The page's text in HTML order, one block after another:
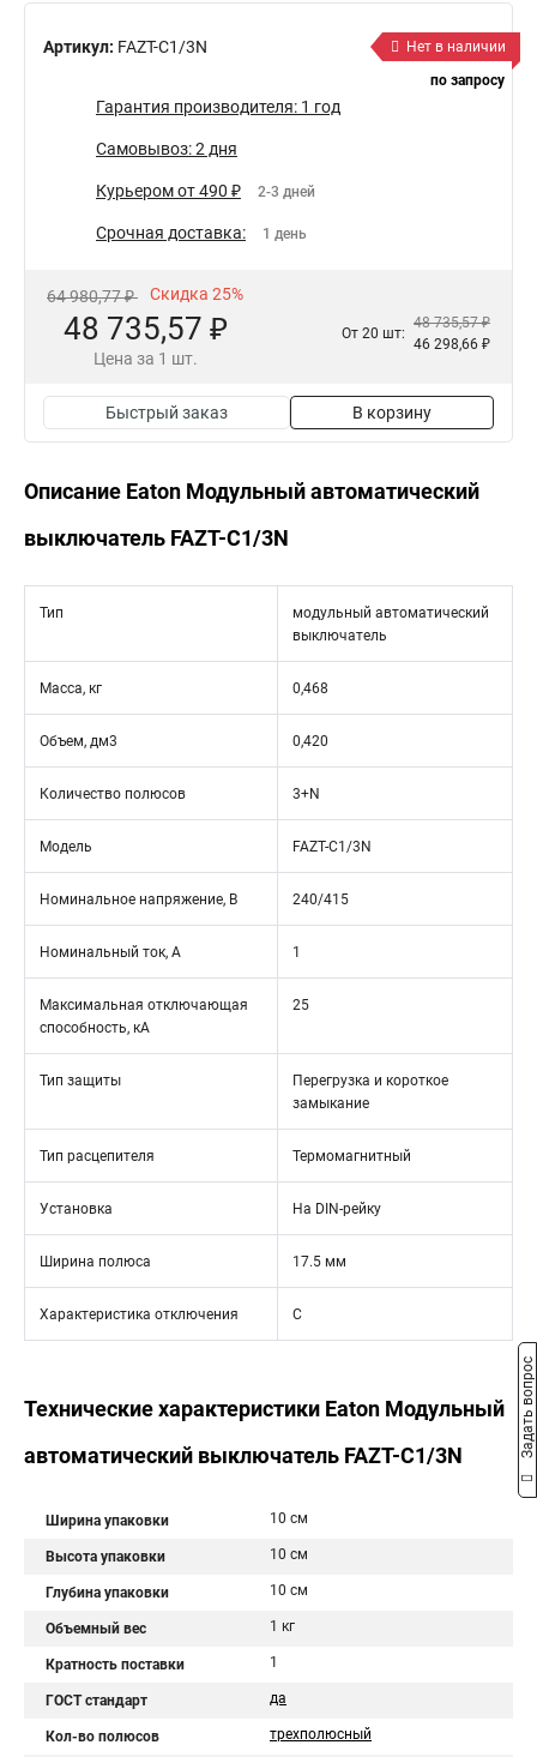
Артикул: FAZT-C1/3N
Нет в наличии
по запросу
Гарантия производителя: 1 год
Самовывоз: 2 дня
Курьером от 490 ₽ 2-3 дней
Срочная доставка: 1 день
64 980,77 ₽ Скидка 25%
48 735,57 ₽
Цена за 1 шт.
От 20 шт:
48 735,57 ₽
46 298,66 ₽
Быстрый заказ В корзину
Описание Eaton Модульный автоматический
выключатель FAZT-C1/3N
Тип
модульный автоматический
выключатель
Масса, кг 0,468
Объем, дм3 0,420
Количество полюсов 3+N
Модель FAZT-C1/3N
Номинальное напряжение, В 240/415
Номинальный ток, А 1
Максимальная отключающая
способность, кА
25
Тип защиты
Перегрузка и короткое
замыкание
Тип расцепителя Термомагнитный
Установка На DIN-рейку
Ширина полюса 17.5 мм
Характеристика отключения C
Технические характеристики Eaton Модульный
автоматический выключатель FAZT-C1/3N
Ширина упаковки 10 см
Высота упаковки 10 см
Глубина упаковки 10 см
Объемный вес 1 кг
Кратность поставки 1
ГОСТ стандарт да
Кол-во полюсов трехполюсный
Задать вопрос